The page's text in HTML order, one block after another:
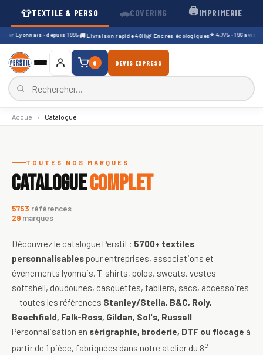
👕TEXTILE & PERSO 🚗COVERING 🖨️IMPRIMERIE
Lyonnais · depuis 1995🚚 Livraison rapide 48H🌿 Encres écologiques⭐ 4,7/5 · 196 avis
0 DEVIS EXPRESS
Accueil › Catalogue
TOUTES NOS MARQUES
CATALOGUECOMPLET
5753 références
29 marques
Découvrez le catalogue Perstil : 5700+ textiles
personnalisables pour entreprises, associations et
événements lyonnais. T-shirts, polos, sweats, vestes
softshell, doudounes, casquettes, tabliers, sacs, accessoires
— toutes les références Stanley/Stella, B&C, Roly,
Beechfield, Falk-Ross, Gildan, Sol's, Russell.
Personnalisation en sérigraphie, broderie, DTF ou flocage à
partir de 1 pièce, fabriquées dans notre atelier du 8e